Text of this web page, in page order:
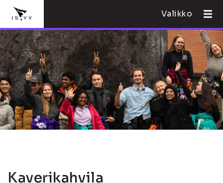
Valikko
Kaverikahvila